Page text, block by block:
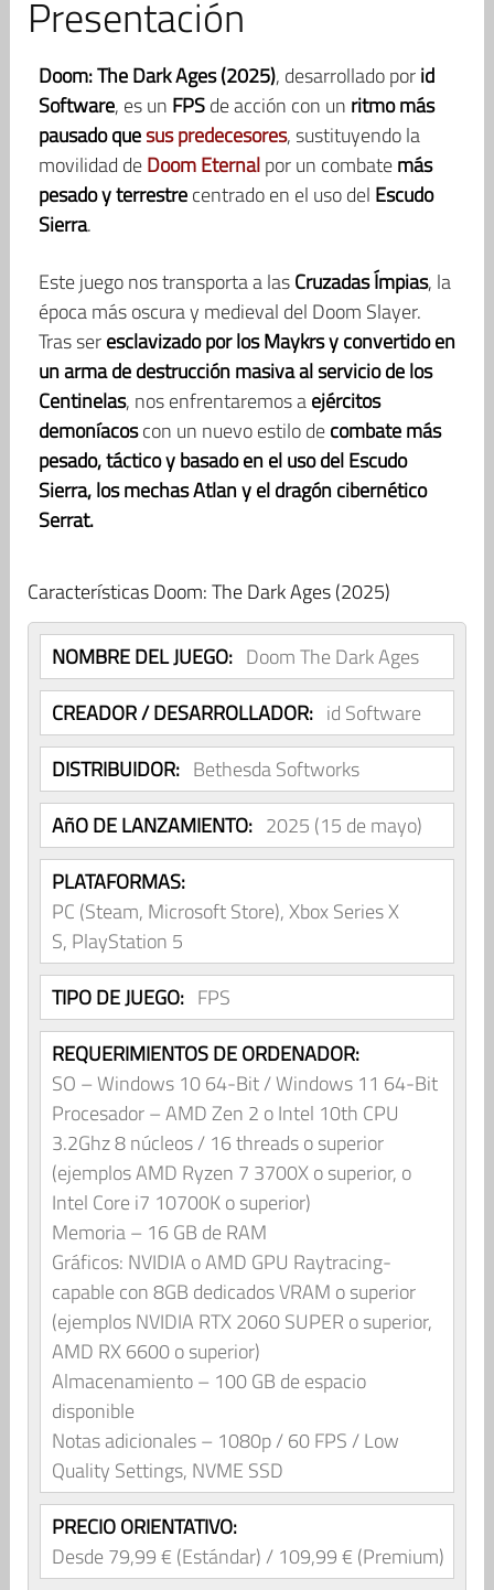
Presentación
Doom: The Dark Ages (2025), desarrollado porid
Software, es un FPSde acción con un ritmo más
pausado quesus predecesores, sustituyendo la
movilidad deDoom Eternalpor un combatemás
pesado y terrestrecentrado en el uso del Escudo
Sierra.
Este juego nos transporta a lasCruzadas Ímpias, la
época más oscura y medieval del Doom Slayer.
Tras seresclavizado por los Maykrs y convertido en
un arma de destrucción masiva al servicio de los
Centinelas, nos enfrentaremos aejércitos
demoníacoscon un nuevo estilo decombate más
pesado, táctico y basado en el uso del Escudo
Sierra, los mechas Atlan y el dragón cibernético
Serrat.
Características Doom: The Dark Ages (2025)
NOMBRE DEL JUEGO: Doom The Dark Ages
CREADOR / DESARROLLADOR: id Software
DISTRIBUIDOR: Bethesda Softworks
AñO DE LANZAMIENTO: 2025 (15 de mayo)
PLATAFORMAS:
PC (Steam, Microsoft Store), Xbox Series X
S, PlayStation 5
TIPO DE JUEGO: FPS
REQUERIMIENTOS DE ORDENADOR:
SO – Windows 10 64-Bit / Windows 11 64-Bit
Procesador – AMD Zen 2 o Intel 10th CPU
3.2Ghz 8 núcleos / 16 threads o superior
(ejemplos AMD Ryzen 7 3700X o superior, o
Intel Core i7 10700K o superior)
Memoria – 16 GB de RAM
Gráficos: NVIDIA o AMD GPU Raytracing-
capable con 8GB dedicados VRAM o superior
(ejemplos NVIDIA RTX 2060 SUPER o superior,
AMD RX 6600 o superior)
Almacenamiento – 100 GB de espacio
disponible
Notas adicionales – 1080p / 60 FPS / Low
Quality Settings, NVME SSD
PRECIO ORIENTATIVO:
Desde 79,99 € (Estándar) / 109,99 € (Premium)